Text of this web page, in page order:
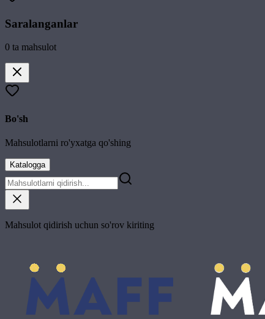
Saralanganlar
0 ta mahsulot
Bo'sh
Mahsulotlarni ro'yxatga qo'shing
Katalogga
Mahsulot qidirish uchun so'rov kiriting